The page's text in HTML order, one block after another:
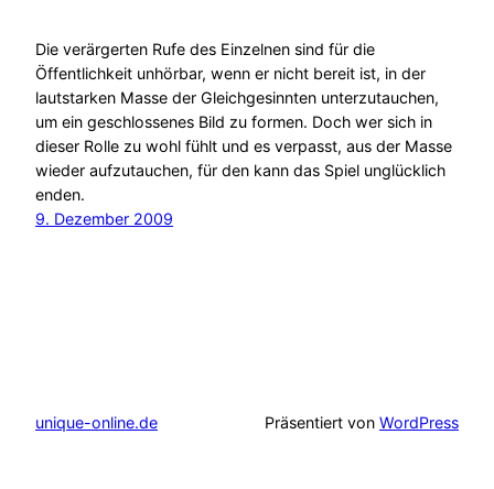
Die verärgerten Rufe des Einzelnen sind für die
Öffentlichkeit unhörbar, wenn er nicht bereit ist, in der
lautstarken Masse der Gleichgesinnten unterzutauchen,
um ein geschlossenes Bild zu formen. Doch wer sich in
dieser Rolle zu wohl fühlt und es verpasst, aus der Masse
wieder aufzutauchen, für den kann das Spiel unglücklich
enden.
9. Dezember 2009
unique-online.de Präsentiert von WordPress